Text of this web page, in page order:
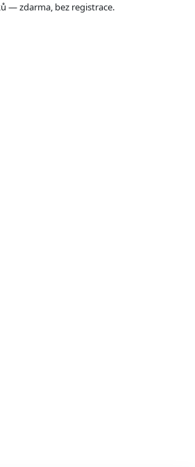
— zdarma, bez registrace.